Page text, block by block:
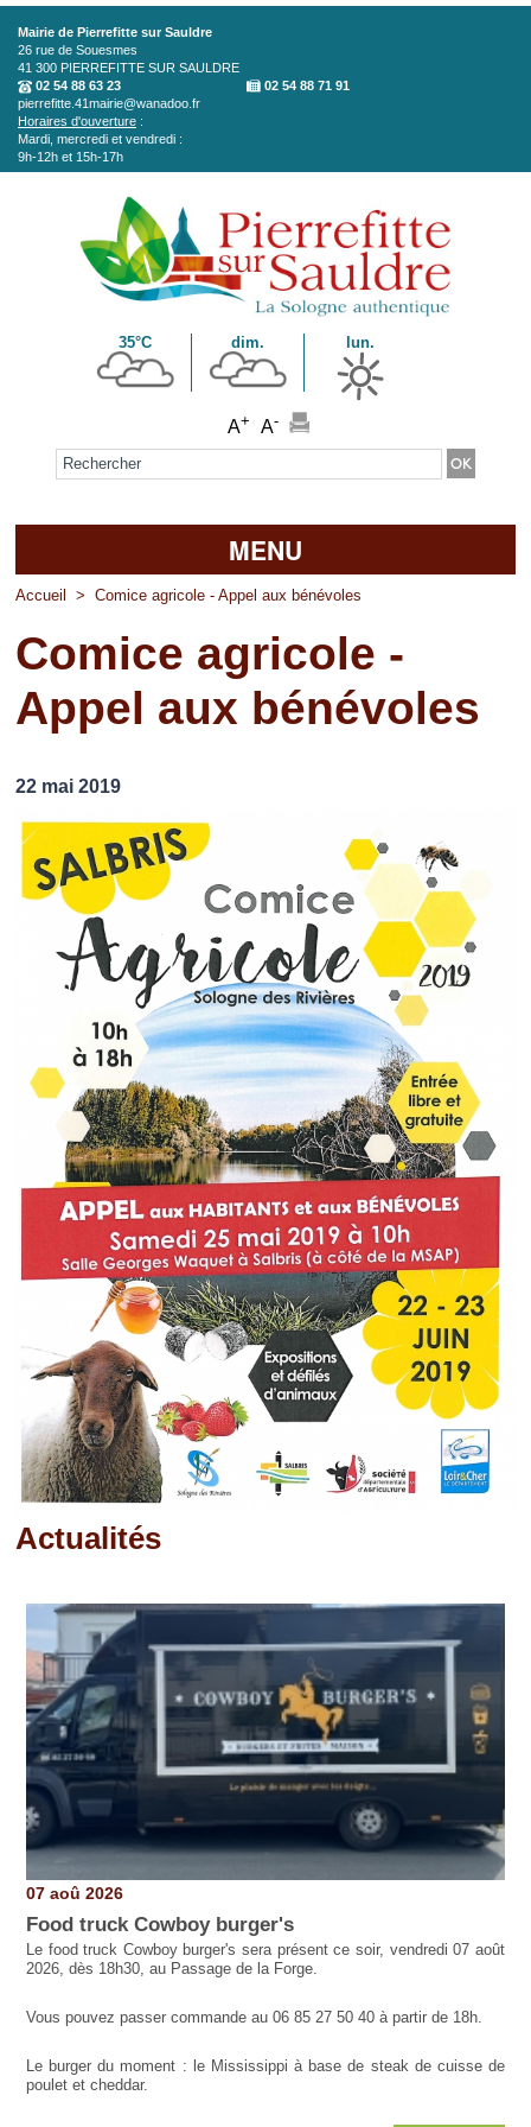
Aller au contenu principal
Mairie de Pierrefitte sur Sauldre
26 rue de Souesmes
41 300 PIERREFITTE SUR SAULDRE
02 54 88 63 23
02 54 88 71 91
pierrefitte.41mairie@wanadoo.fr
Horaires d'ouverture :
Mardi, mercredi et vendredi :
9h-12h et 15h-17h
35°C dim. lun.
A+ A-
Formulaire de recherche
MENU
Accueil
La mairie
Découvrir Pierrefitte
Loisirs
Accueil > Comice agricole - Appel aux bénévoles
Comice agricole -
Appel aux bénévoles
22 mai 2019
Actualités
07 aoû 2026
Food truck Cowboy burger's
Le food truck Cowboy burger's sera présent ce soir, vendredi 07 août
2026, dès 18h30, au Passage de la Forge.
Vous pouvez passer commande au 06 85 27 50 40 à partir de 18h.
Le burger du moment : le Mississippi à base de steak de cuisse de
poulet et cheddar.
Pages